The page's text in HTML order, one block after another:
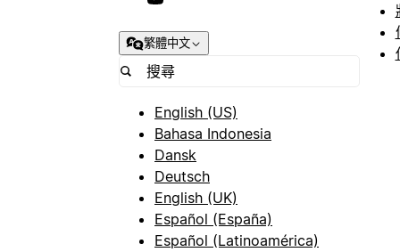
繁體中文
English (US)
Bahasa Indonesia
Dansk
Deutsch
English (UK)
Español (España)
Español (Latinoamérica)